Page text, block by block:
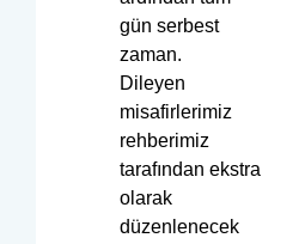
gün serbest
zaman.
Dileyen
misafirlerimiz
rehberimiz
tarafından ekstra
olarak
düzenlenecek